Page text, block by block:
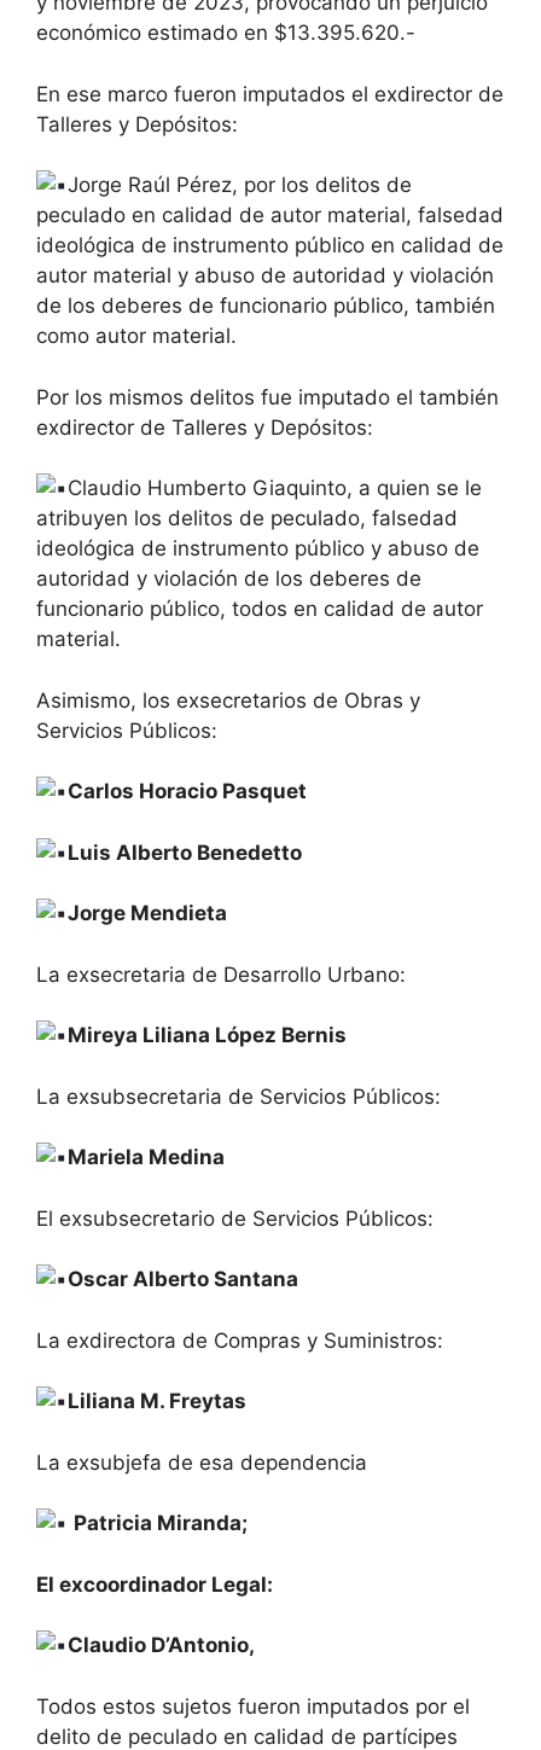
económico estimado en $13.395.620.-
En ese marco fueron imputados el exdirector de
Talleres y Depósitos:
Jorge Raúl Pérez, por los delitos de
peculado en calidad de autor material, falsedad
ideológica de instrumento público en calidad de
autor material y abuso de autoridad y violación
de los deberes de funcionario público, también
como autor material.
Por los mismos delitos fue imputado el también
exdirector de Talleres y Depósitos:
Claudio Humberto Giaquinto, a quien se le
atribuyen los delitos de peculado, falsedad
ideológica de instrumento público y abuso de
autoridad y violación de los deberes de
funcionario público, todos en calidad de autor
material.
Asimismo, los exsecretarios de Obras y
Servicios Públicos:
Carlos Horacio Pasquet
Luis Alberto Benedetto
Jorge Mendieta
La exsecretaria de Desarrollo Urbano:
Mireya Liliana López Bernis
La exsubsecretaria de Servicios Públicos:
Mariela Medina
El exsubsecretario de Servicios Públicos:
Oscar Alberto Santana
La exdirectora de Compras y Suministros:
Liliana M. Freytas
La exsubjefa de esa dependencia
Patricia Miranda;
El excoordinador Legal:
Claudio D’Antonio,
Todos estos sujetos fueron imputados por el
delito de peculado en calidad de partícipes